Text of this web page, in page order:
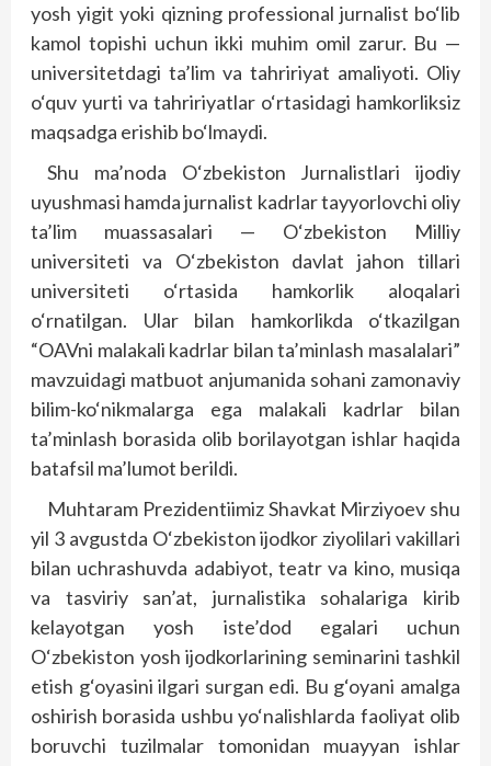
yosh yigit yoki qizning professional jurnalist bo‘lib
kamol topishi uchun ikki muhim omil zarur. Bu —
universitetdagi ta’lim va tahririyat amaliyoti. Oliy
o‘quv yurti va tahririyatlar o‘rtasidagi hamkorliksiz
maqsadga erishib bo‘lmaydi.
Shu ma’noda O‘zbekiston Jurnalistlari ijodiy
uyushmasi hamda jurnalist kadrlar tayyorlovchi oliy
ta’lim muassasalari — O‘zbekiston Milliy
universiteti va O‘zbekiston davlat jahon tillari
universiteti o‘rtasida hamkorlik aloqalari
o‘rnatilgan. Ular bilan hamkorlikda o‘tkazilgan
“OAVni malakali kadrlar bilan ta’minlash masalalari”
mavzuidagi matbuot anjumanida sohani zamonaviy
bilim-ko‘nikmalarga ega malakali kadrlar bilan
ta’minlash borasida olib borilayotgan ishlar haqida
batafsil ma’lumot berildi.
Muhtaram Prezidentiimiz Shavkat Mirziyoev shu
yil 3 avgustda O‘zbekiston ijodkor ziyolilari vakillari
bilan uchrashuvda adabiyot, teatr va kino, musiqa
va tasviriy san’at, jurnalistika sohalariga kirib
kelayotgan yosh iste’dod egalari uchun
O‘zbekiston yosh ijodkorlarining seminarini tashkil
etish g‘oyasini ilgari surgan edi. Bu g‘oyani amalga
oshirish borasida ushbu yo‘nalishlarda faoliyat olib
boruvchi tuzilmalar tomonidan muayyan ishlar